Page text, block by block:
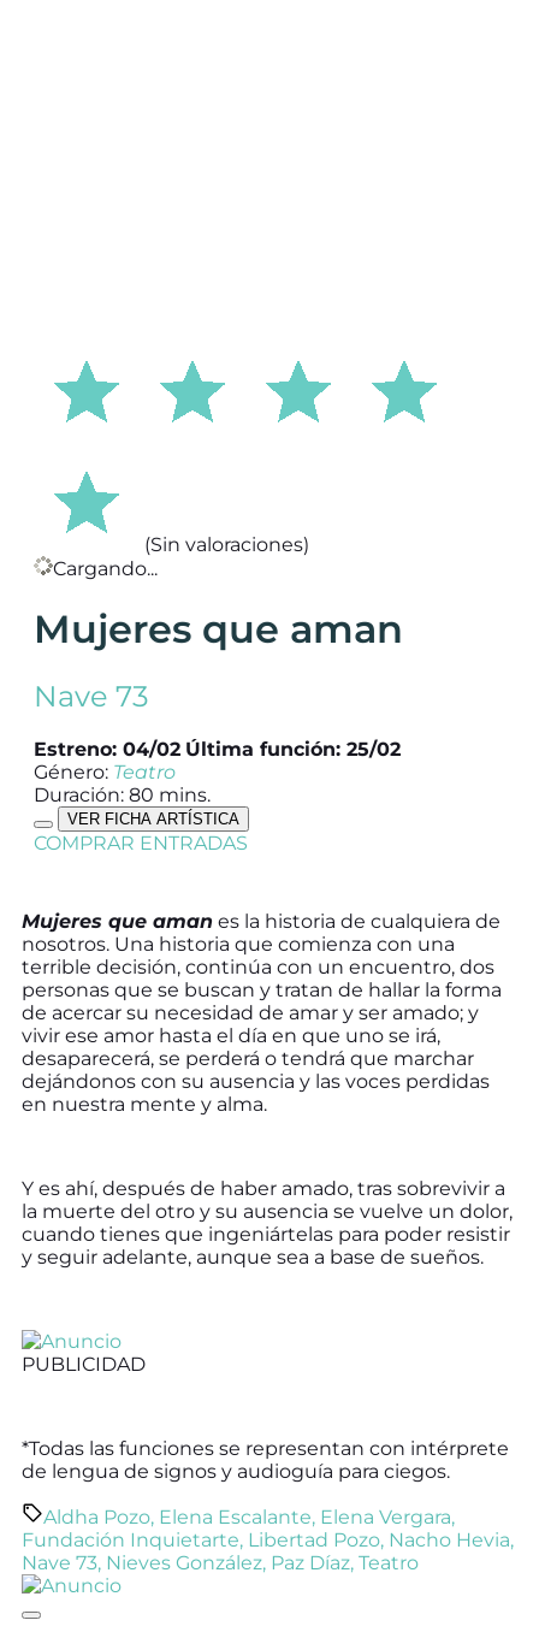
(Sin valoraciones)
Cargando...
Mujeres que aman
Nave 73
Estreno: 04/02 Última función: 25/02
Género: Teatro
Duración: 80 mins.
VER FICHA ARTÍSTICA
COMPRAR ENTRADAS
Mujeres que aman es la historia de cualquiera de
nosotros. Una historia que comienza con una
terrible decisión, continúa con un encuentro, dos
personas que se buscan y tratan de hallar la forma
de acercar su necesidad de amar y ser amado; y
vivir ese amor hasta el día en que uno se irá,
desaparecerá, se perderá o tendrá que marchar
dejándonos con su ausencia y las voces perdidas
en nuestra mente y alma.
Y es ahí, después de haber amado, tras sobrevivir a
la muerte del otro y su ausencia se vuelve un dolor,
cuando tienes que ingeniártelas para poder resistir
y seguir adelante, aunque sea a base de sueños.
PUBLICIDAD
*Todas las funciones se representan con intérprete
de lengua de signos y audioguía para ciegos.
Aldha Pozo, Elena Escalante, Elena Vergara,
Fundación Inquietarte, Libertad Pozo, Nacho Hevia,
Nave 73, Nieves González, Paz Díaz, Teatro